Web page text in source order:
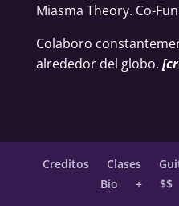
Miasma Theory. Co-
Colaboro
alrededor del globo. [
Creditos Clases
Bio
+ $$